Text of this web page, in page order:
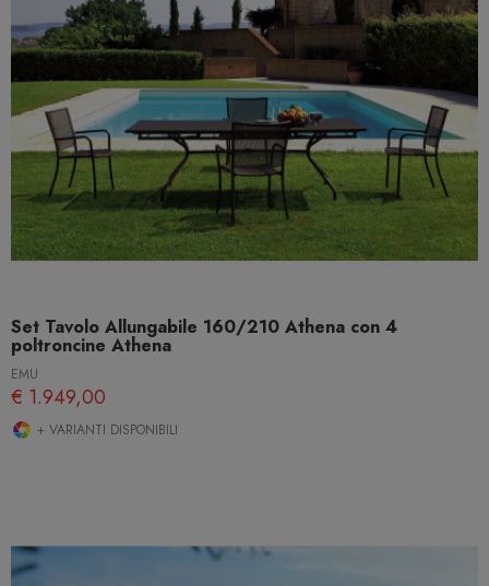
Set Tavolo Allungabile 160/210 Athena con 4
poltroncine Athena
EMU
€ 1.949,00
+ VARIANTI DISPONIBILI